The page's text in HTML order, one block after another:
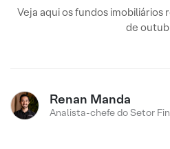
Veja aqui os fundos imobiliários
de
Renan Manda
Analista-chefe do Setor